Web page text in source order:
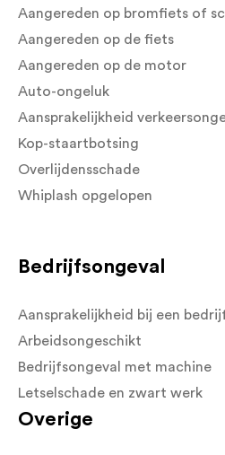
Aangereden op bromfiets of
Aangereden op de fiets
Aangereden op de motor
Auto-ongeluk
Aansprakelijkheid
Kop-staartbotsing
Overlijdensschade
Whiplash opgelopen
Bedrijfsongeval
Aansprakelijkheid bij een
Arbeidsongeschikt
Bedrijfsongeval met machine
Letselschade en zwart werk
Overige